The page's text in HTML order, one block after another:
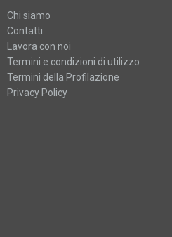
Chi siamo
Contatti
Lavora con noi
Termini e condizioni di utilizzo
Termini della Profilazione
Privacy Policy